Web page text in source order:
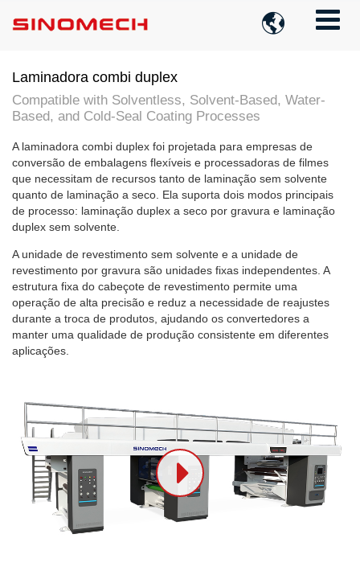

Laminadora combi duplex
Compatible with Solventless, Solvent-Based, Water-
Based, and Cold-Seal Coating Processes
A laminadora combi duplex foi projetada para empresas de
conversão de embalagens flexíveis e processadoras de filmes
que necessitam de recursos tanto de laminação sem solvente
quanto de laminação a seco. Ela suporta dois modos principais
de processo: laminação duplex a seco por gravura e laminação
duplex sem solvente.
A unidade de revestimento sem solvente e a unidade de
revestimento por gravura são unidades fixas independentes. A
estrutura fixa do cabeçote de revestimento permite uma
operação de alta precisão e reduz a necessidade de reajustes
durante a troca de produtos, ajudando os convertedores a
manter uma qualidade de produção consistente em diferentes
aplicações.